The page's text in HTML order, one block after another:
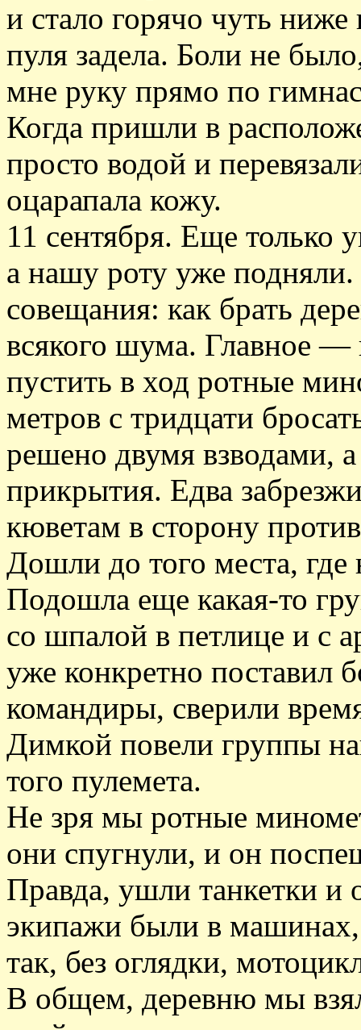
и стало горячо чуть
пуля задела. Боли не
мне руку прямо по
Когда пришли в
просто водой и
оцарапала кожу.
11 сентября. Еще только
а нашу роту уже подняли.
совещания: как брать
всякого шума. Главное
пустить в ход ротные
метров с тридцати
решено двумя взводами,
прикрытия. Едва
кюветам в сторону
Дошли до того места, где
Подошла еще какая-то
со шпалой в петлице и с
уже конкретно поставил
командиры, сверили
Димкой повели группы
того пулемета.
Не зря мы ротные
они спугнули, и он
Правда, ушли танкетки и
экипажи были в
так, без оглядки,
В общем, деревню мы